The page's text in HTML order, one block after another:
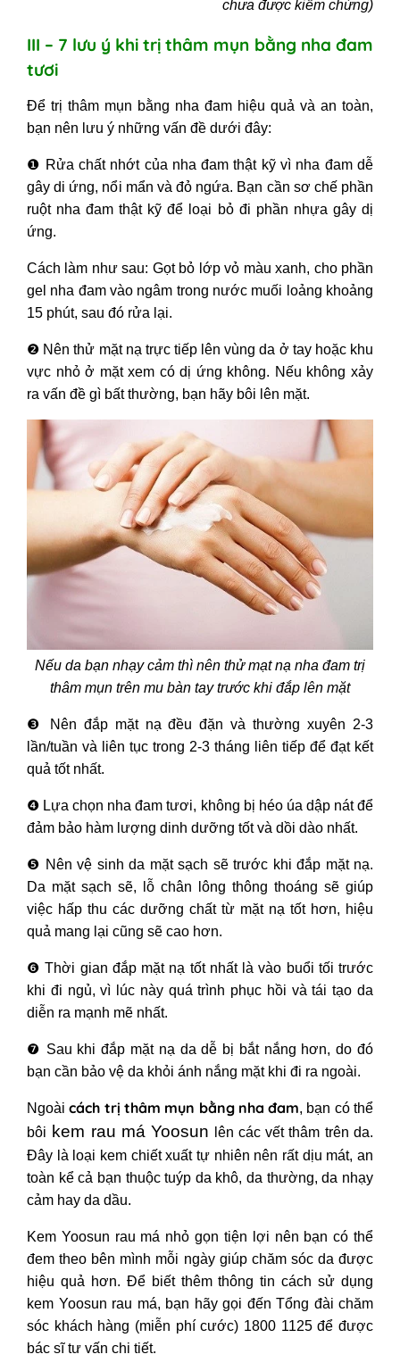
chưa được kiểm chứng)
III – 7 lưu ý khi trị thâm mụn bằng nha đam
tươi
Để trị thâm mụn bằng nha đam hiệu quả và an toàn,
bạn nên lưu ý những vấn đề dưới đây:
❶ Rửa chất nhớt của nha đam thật kỹ vì nha đam dễ
gây di ứng, nổi mẩn và đỏ ngứa. Bạn cần sơ chế phần
ruột nha đam thật kỹ để loại bỏ đi phần nhựa gây dị
ứng.
Cách làm như sau: Gọt bỏ lớp vỏ màu xanh, cho phần
gel nha đam vào ngâm trong nước muối loảng khoảng
15 phút, sau đó rửa lại.
❷ Nên thử mặt nạ trực tiếp lên vùng da ở tay hoặc khu
vực nhỏ ở mặt xem có dị ứng không. Nếu không xảy
ra vấn đề gì bất thường, bạn hãy bôi lên mặt.
Nếu da bạn nhạy cảm thì nên thử mạt nạ nha đam trị
thâm mụn trên mu bàn tay trước khi đắp lên mặt
❸
Nên đắp mặt nạ đều đặn và thường xuyên 2-3
lần/tuần và liên tục trong 2-3 tháng liên tiếp để đạt kết
quả tốt nhất.
❹ Lựa chọn nha đam tươi, không bị héo úa dập nát để
đảm bảo hàm lượng dinh dưỡng tốt và dồi dào nhất.
❺ Nên vệ sinh da mặt sạch sẽ trước khi đắp mặt nạ.
Da mặt sạch sẽ, lỗ chân lông thông thoáng sẽ giúp
việc hấp thu các dưỡng chất từ mặt nạ tốt hơn, hiệu
quả mang lại cũng sẽ cao hơn.
❻ Thời gian đắp mặt nạ tốt nhất là vào buổi tối trước
khi đi ngủ, vì lúc này quá trình phục hồi và tái tạo da
diễn ra mạnh mẽ nhất.
❼ Sau khi đắp mặt nạ da dễ bị bắt nắng hơn, do đó
bạn cần bảo vệ da khỏi ánh nắng mặt khi đi ra ngoài.
Ngoàicách trị thâm mụn bằng nha đam, bạn có thể
bôi kem rau má Yoosun lên các vết thâm trên da.
Đây là loại kem chiết xuất tự nhiên nên rất dịu mát, an
toàn kể cả bạn thuộc tuýp da khô, da thường, da nhạy
cảm hay da dầu.
Kem Yoosun rau má nhỏ gọn tiện lợi nên bạn có thể
đem theo bên mình mỗi ngày giúp chăm sóc da được
hiệu quả hơn. Để biết thêm thông tin cách sử dụng
kem Yoosun rau má, bạn hãy gọi đến Tổng đài chăm
sóc khách hàng (miễn phí cước) 1800 1125 để được
bác sĩ tư vấn chi tiết.